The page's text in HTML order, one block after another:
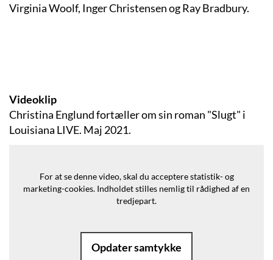
Virginia Woolf, Inger Christensen og Ray Bradbury.
Videoklip
Christina Englund fortæller om sin roman "Slugt" i
Louisiana LIVE. Maj 2021.
For at se denne video, skal du acceptere statistik- og
marketing-cookies. Indholdet stilles nemlig til rådighed af en
tredjepart.
Opdater samtykke